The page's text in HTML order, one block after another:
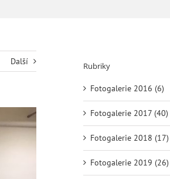
Další Rubriky
Fotogalerie 2016 (6)
Fotogalerie 2017 (40)
Fotogalerie 2018 (17)
Fotogalerie 2019 (26)